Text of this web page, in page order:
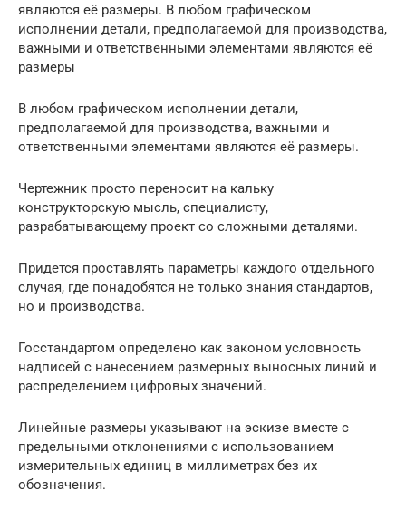
являются её размеры. В любом графическом
исполнении детали, предполагаемой для производства,
важными и ответственными элементами являются её
размеры
В любом графическом исполнении детали,
предполагаемой для производства, важными и
ответственными элементами являются её размеры.
Чертежник просто переносит на кальку
конструкторскую мысль, специалисту,
разрабатывающему проект со сложными деталями.
Придется проставлять параметры каждого отдельного
случая, где понадобятся не только знания стандартов,
но и производства.
Госстандартом определено как законом условность
надписей с нанесением размерных выносных линий и
распределением цифровых значений.
Линейные размеры указывают на эскизе вместе с
предельными отклонениями с использованием
измерительных единиц в миллиметрах без их
обозначения.